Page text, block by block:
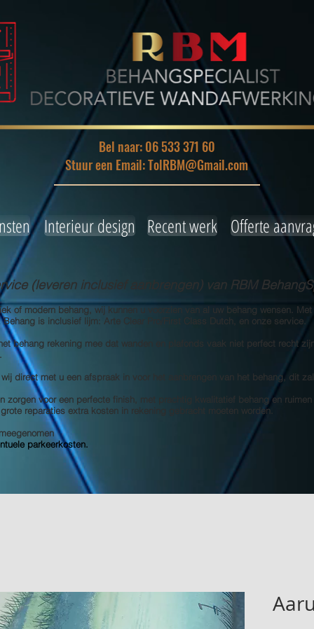
Bel naar: 06 533 371 60
Stuur een Email: TolRBM@Gmail.com
Interieur design Recent werk Offerte
(leveren inclusief aanbrengen) van RBM
of modern behang, wij kunnen u voorzien van al uw behang wensen.
is inclusief lijm: Arte Clear Pro/First Class Dutch, en onze service.
behang rekening mee dat wanden en plafonds vaak niet perfect recht
direct met u een afspraak in voor het aanbrengen van het behang, dit
zorgen voor een perfecte finish, met prachtig kwalitatief behang en
reparaties extra kosten in rekening gebracht moeten worden.
parkeerkosten.